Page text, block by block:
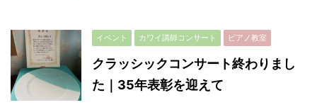
イベント カワイ講師コンサート ピアノ教室
クラッシックコンサート終わりまし
た｜35年表彰を迎えて